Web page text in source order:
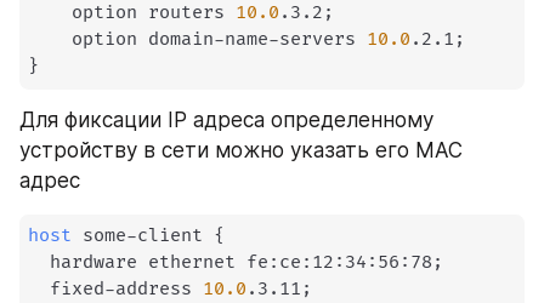
    option routers
10.0 .3.2 ;
    option domain-name-servers
10.0 .2.1 ;
}
Для фиксации IP адреса определенному
устройству в сети можно указать его MAC
адрес
host some-client {
  hardware ethernet fe:ce:12:34:56:78
;
  fixed-address
10.0 .3.11 ;